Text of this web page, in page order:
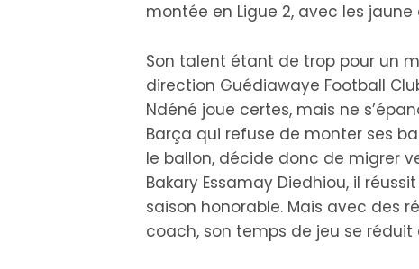
montée en Ligue 2, avec les jaune
Son talent étant de trop pour un
direction Guédiawaye Football
Ndéné joue certes, mais ne
Barça qui refuse de monter ses
le ballon, décide donc de migrer
Bakary Essamay Diedhiou, il
saison honorable. Mais avec des
coach, son temps de jeu se réduit